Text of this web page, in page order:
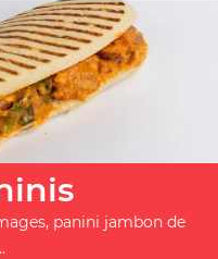
panini jambon de